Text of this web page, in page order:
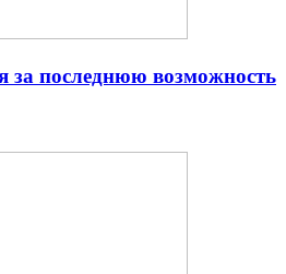
за последнюю возможность